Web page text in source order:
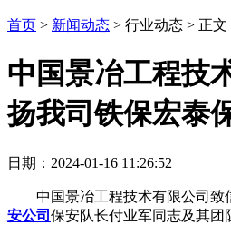
首页 > 新闻动态 > 行业动态 > 正文
中国景冶工程技
扬我司铁保宏泰
日期：2024-01-16 11:26:52
中国景冶工程技术有限公司致
安公司 保安队长付业军同志及其